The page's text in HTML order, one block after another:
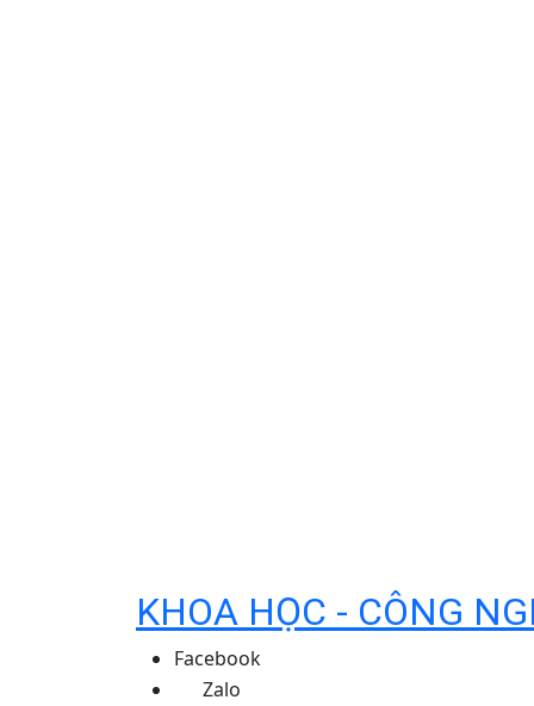
KHOA HỌC - CÔNG
Facebook
Zalo